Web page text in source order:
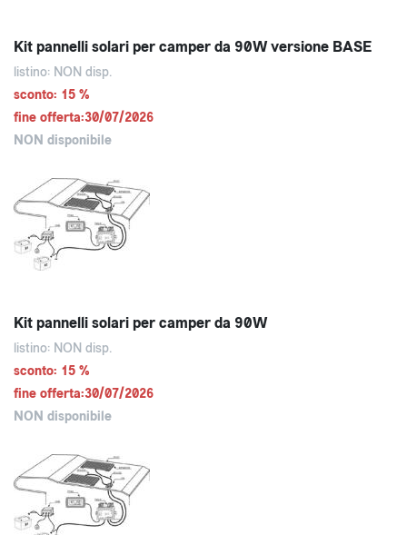
Kit pannelli solari per camper da 90W versione BASE
listino: NON disp.
sconto: 15 %
fine offerta:30/07/2026
NON disponibile
Kit pannelli solari per camper da 90W
listino: NON disp.
sconto: 15 %
fine offerta:30/07/2026
NON disponibile